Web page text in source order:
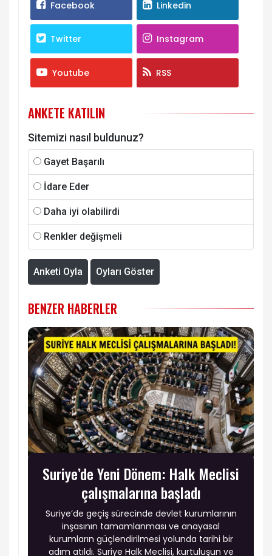
Facebook Linkedin
Twitter Instagram
Youtube RSS
ANKETE KATILIN
Sitemizi nasıl buldunuz?
Gayet Başarılı
İdare Eder
Daha iyi olabilirdi
Renkler değişmeli
Anketi Oyla Oyları Göster
BENZER HABERLER
Suriye’de Yeni Dönem: Halk Meclisi
çalışmalarına başladı
Suriye’de geçiş sürecinde devlet kurumlarının
inşasının tamamlanması ve anayasal
kurumların güçlendirilmesi yolunda tarihi bir
adım atıldı. Suriye Halk Meclisi, kurtuluşun ve